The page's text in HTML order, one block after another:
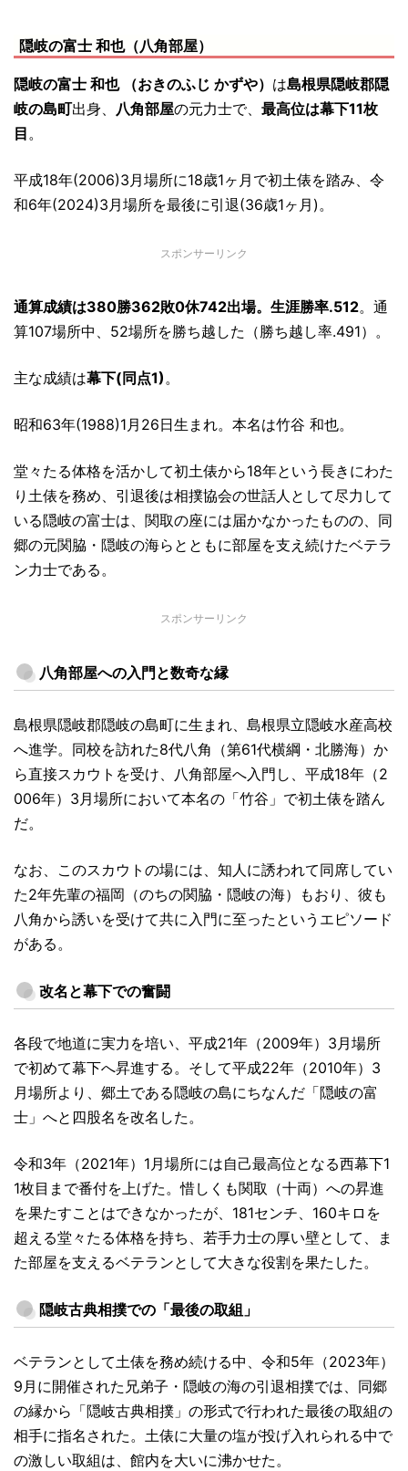
隠岐の富士 和也（八角部屋）
隠岐の富士 和也 （おきのふじ かずや） は島根県隠岐郡隠
岐の島町出身、 八角部屋の元力士で、 最高位は幕下11枚
目。
平成18年(2006)3月場所に18歳1ヶ月で初土俵を踏み、令
和6年(2024)3月場所を最後に引退(36歳1ヶ月)。
スポンサーリンク
通算成績は380勝362敗0休742出場。生涯勝率.512。通
算107場所中、52場所を勝ち越した（勝ち越し率.491）。
主な成績は幕下(同点1)。
昭和63年(1988)1月26日生まれ。本名は竹谷 和也。
堂々たる体格を活かして初土俵から18年という長きにわた
り土俵を務め、引退後は相撲協会の世話人として尽力して
いる隠岐の富士は、関取の座には届かなかったものの、同
郷の元関脇・隠岐の海らとともに部屋を支え続けたベテラ
ン力士である。
スポンサーリンク
八角部屋への入門と数奇な縁
島根県隠岐郡隠岐の島町に生まれ、島根県立隠岐水産高校
へ進学。同校を訪れた8代八角（第61代横綱・北勝海）か
ら直接スカウトを受け、八角部屋へ入門し、平成18年（2
006年）3月場所において本名の「竹谷」で初土俵を踏ん
だ。
なお、このスカウトの場には、知人に誘われて同席してい
た2年先輩の福岡（のちの関脇・隠岐の海）もおり、彼も
八角から誘いを受けて共に入門に至ったというエピソード
がある。
改名と幕下での奮闘
各段で地道に実力を培い、平成21年（2009年）3月場所
で初めて幕下へ昇進する。そして平成22年（2010年）3
月場所より、郷土である隠岐の島にちなんだ「隠岐の富
士」へと四股名を改名した。
令和3年（2021年）1月場所には自己最高位となる西幕下1
1枚目まで番付を上げた。惜しくも関取（十両）への昇進
を果たすことはできなかったが、181センチ、160キロを
超える堂々たる体格を持ち、若手力士の厚い壁として、ま
た部屋を支えるベテランとして大きな役割を果たした。
隠岐古典相撲での「最後の取組」
ベテランとして土俵を務め続ける中、令和5年（2023年）
9月に開催された兄弟子・隠岐の海の引退相撲では、同郷
の縁から「隠岐古典相撲」の形式で行われた最後の取組の
相手に指名された。土俵に大量の塩が投げ入れられる中で
の激しい取組は、館内を大いに沸かせた。